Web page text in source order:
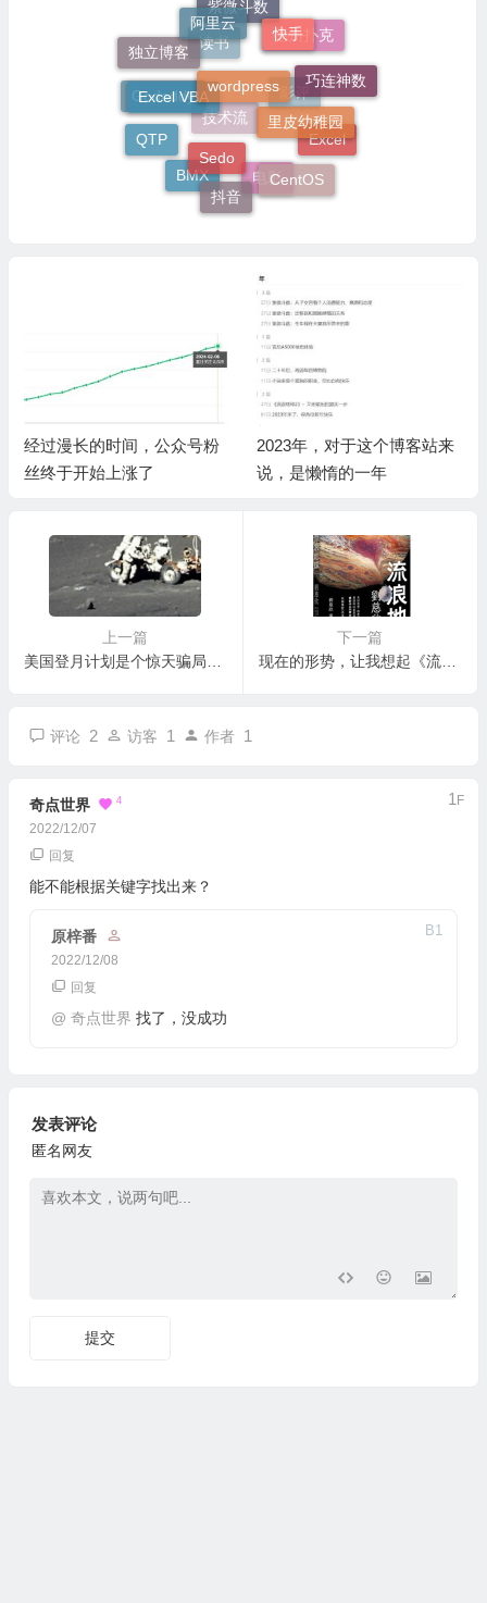
读书
紫微斗数
德州扑克
影评
技术流
Godaddy
独立博客
阿里云
快手
巧连神数
Excel
电影
BMX
QTP
Excel VBA
wordpress
里皮幼稚园
CentOS
抖音
Sedo
经过漫长的时间，公众号粉
丝终于开始上涨了
2023年，对于这个博客站来
说，是懒惰的一年
上一篇
下一篇
现在的形势，让我想起《流浪地球》的剧情
评论 2 访客 1 作者 1
奇点世界 4
2022/12/07
1 F
回复
能不能根据关键字找出来？
原梓番
2022/12/08
B1
回复
@ 奇点世界 找了，没成功
发表评论
匿名网友
提交